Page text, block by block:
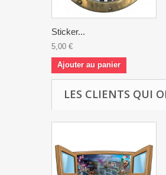
Sticker...
5,00 €
Ajouter au panier
LES CLIENTS QUI